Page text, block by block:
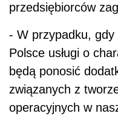
przedsiębiorców
- W przypadku,
Polsce usługi o
będą ponosić
związanych z
operacyjnych w